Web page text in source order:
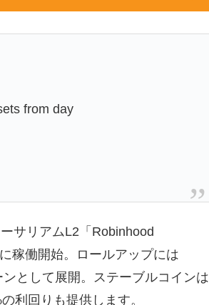
from day
サリアムL2「Robinhood
稼働開始。ロールアップには
として展開。ステーブルコインは
利回りも提供します。